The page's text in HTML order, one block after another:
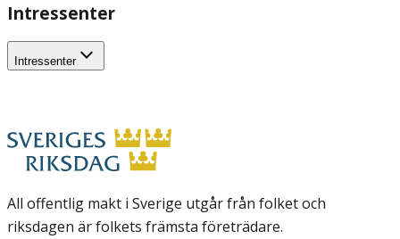
Intressenter
Intressenter
All offentlig makt i Sverige utgår från folket och
riksdagen är folkets främsta företrädare.